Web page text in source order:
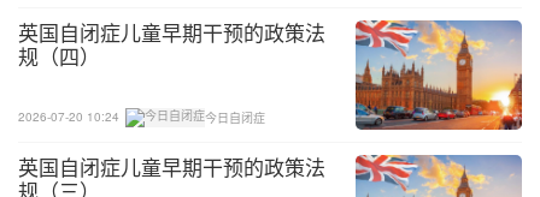
英国自闭症儿童早期干预的政策法
规（四）
2026-07-20 10:24 今日自闭症
英国自闭症儿童早期干预的政策法
规（三）